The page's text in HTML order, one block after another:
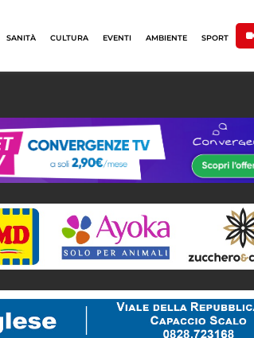
SANITÀ CULTURA EVENTI AMBIENTE SPORT